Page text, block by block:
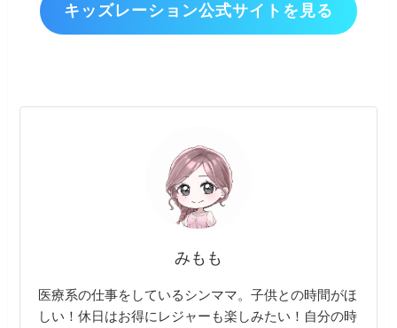
キッズレーション公式サイトを見る
みもも
医療系の仕事をしているシンママ。子供との時間がほ
しい！休日はお得にレジャーも楽しみたい！自分の時